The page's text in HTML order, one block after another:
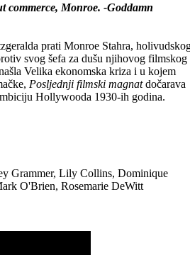
commerce, Monroe. -Goddamn
prati Monroe Stahra,
svog šefa za dušu njihovog filmskog
Velika ekonomska kriza i u kojem
Posljednji filmski magnatdočarava
Hollywooda 1930-ih godina.
Grammer, Lily Collins, Dominique
O'Brien, Rosemarie DeWitt